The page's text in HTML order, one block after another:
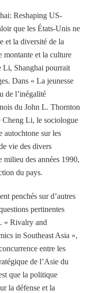
Reshaping US-
que les États-Unis ne
et la diversité de la
montante et la culture
Li, Shanghai pourrait
Dans « La jeunesse
de l’inégalité
du John L. Thornton
Cheng Li, le sociologue
sur les
vie des divers
milieu des années 1990,
du pays.
penchés sur d’autres
pertinentes
« Rivalry and
in Southeast Asia »,
entre les
de l’Asie du
que la politique
la défense et la